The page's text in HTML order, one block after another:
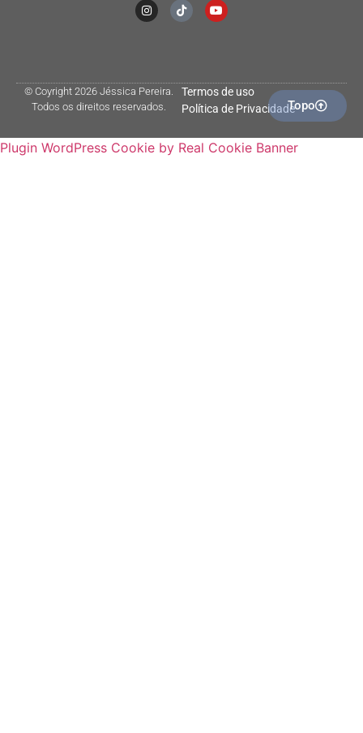
© Coyright 2026 Jéssica Pereira.
Todos os direitos reservados.
Termos de uso
Política de PrivacidadeTopo
Plugin WordPress Cookie by Real Cookie Banner